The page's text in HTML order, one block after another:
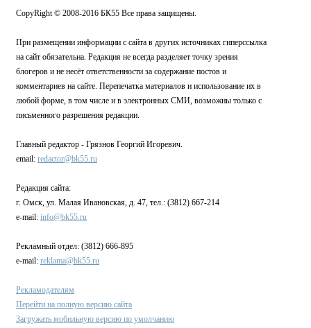
CopyRight © 2008-2016 БК55 Все права защищены.
При размещении информации с сайта в других источниках гиперссылка
на сайт обязательна. Редакция не всегда разделяет точку зрения
блогеров и не несёт ответственности за содержание постов и
комментариев на сайте. Перепечатка материалов и использование их в
любой форме, в том числе и в электронных СМИ, возможны только с
письменного разрешения редакции.
Главный редактор - Грязнов Георгий Игоревич.
email: redactor@bk55.ru
Редакция сайта:
г. Омск, ул. Малая Ивановская, д. 47, тел.: (3812) 667-214
e-mail: info@bk55.ru
Рекламный отдел: (3812) 666-895
e-mail: reklama@bk55.ru
Рекламодателям
Перейти на полную версию сайта
Загружать мобильную версию по умолчанию